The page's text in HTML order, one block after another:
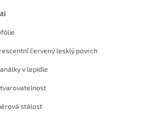
červený lesklý povrch
v lepidle
stálost